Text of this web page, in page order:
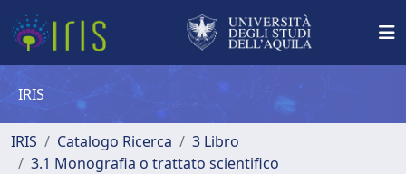
IRIS
IRIS Catalogo Ricerca
3 Libro
3.1 Monografia o trattato scientifico